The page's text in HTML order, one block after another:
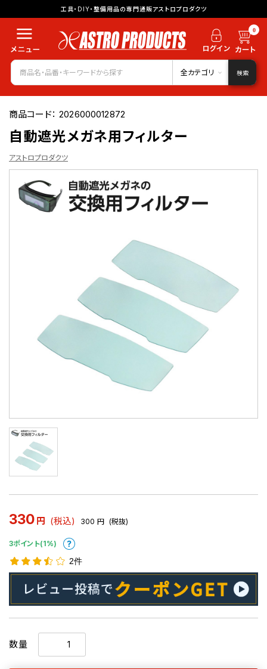
工具・DIY・整備用品の専門通販アストロプロダクツ
0
全カテゴリ 検索
商品コード：2026000012872
自動遮光メガネ用フィルター
アストロプロダクツ
330 円 (税込) 300 円 (税抜)
3ポイント(1%)
2件
数量